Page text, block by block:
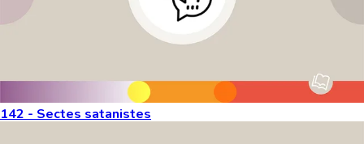
142 - Sectes satanistes